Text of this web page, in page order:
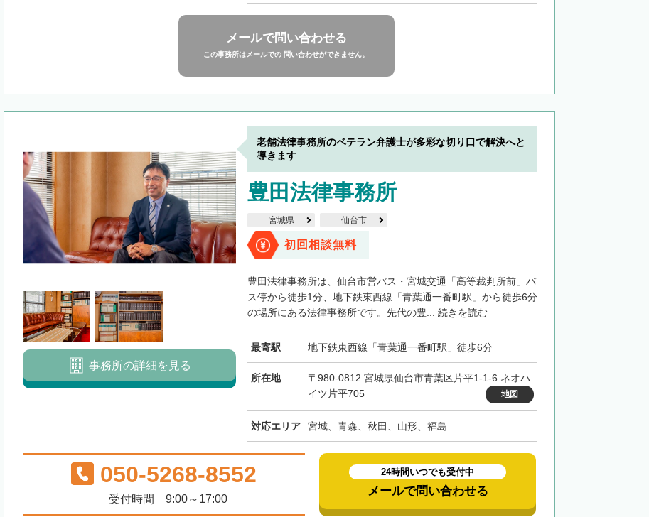
メールで問い合わせる
この事務所はメールでの 問い合わせができません。
老舗法律事務所のベテラン弁護士が多彩な切り口で解決へと
導きます
豊田法律事務所
宮城県 仙台市
初回相談無料
豊田法律事務所は、仙台市営バス・宮城交通「高等裁判所前」バ
ス停から徒歩1分、地下鉄東西線「青葉通一番町駅」から徒歩6分
の場所にある法律事務所です。先代の豊... 続きを読む
最寄駅 地下鉄東西線「青葉通一番町駅」徒歩6分
所在地
〒980-0812 宮城県仙台市青葉区片平1-1-6 ネオハ
イツ片平705
地図
対応エリア 宮城、青森、秋田、山形、福島
事務所の詳細を見る
050-5268-8552
受付時間 9:00～17:00
24時間いつでも受付中
メールで問い合わせる